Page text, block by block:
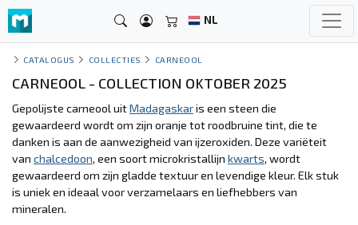
NL
CATALOGUS COLLECTIES CARNEOOL
CARNEOOL - COLLECTION OKTOBER 2025
Gepolijste carneool uitMadagaskaris een steen die
gewaardeerd wordt om zijn oranje tot roodbruine tint, die te
danken is aan de aanwezigheid van ijzeroxiden. Deze variëteit
van chalcedoon, een soort microkristallijn kwarts, wordt
gewaardeerd om zijn gladde textuur en levendige kleur. Elk stuk
is uniek en ideaal voor verzamelaars en liefhebbers van
mineralen.